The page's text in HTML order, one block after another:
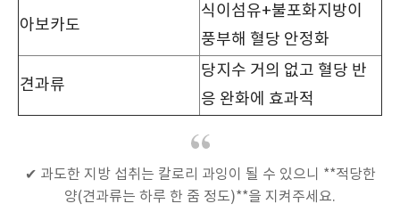
아보카도
식이섬유+불포화지방이
풍부해 혈당 안정화
견과류
당지수 거의 없고 혈당 반
응 완화에 효과적
✔ 과도한 지방 섭취는 칼로리 과잉이 될 수 있으니 **적당한
양(견과류는 하루 한 줌 정도)**을 지켜주세요.